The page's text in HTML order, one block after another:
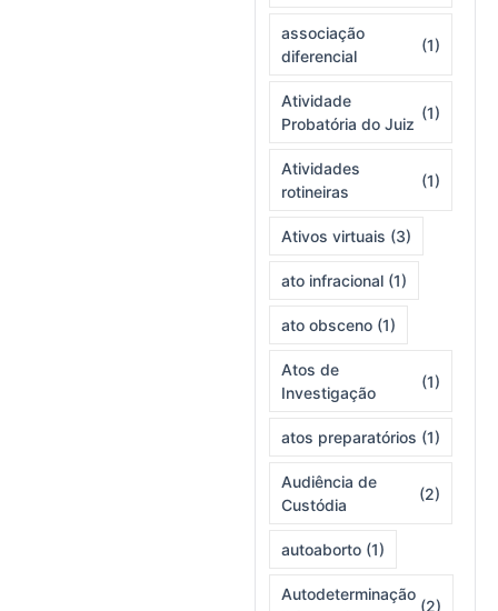
associação
diferencial
(1)
Atividade
Probatória do Juiz
(1)
Atividades
rotineiras
(1)
Ativos virtuais (3)
ato infracional (1)
ato obsceno (1)
Atos de
Investigação
(1)
atos preparatórios (1)
Audiência de
Custódia
(2)
autoaborto (1)
Autodeterminação
(2)